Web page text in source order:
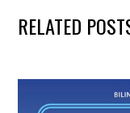
RELATED